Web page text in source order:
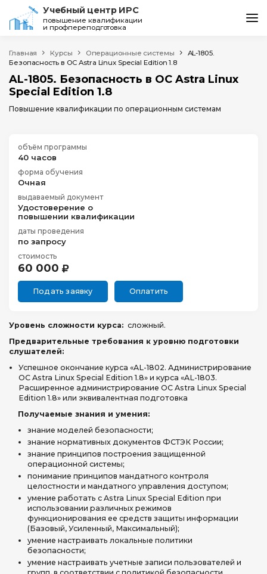
Учебный центр ИРС
повышение квалификации
и профпереподготовка
Курсы
Акции
Об учебном центре
Главная Курсы Операционные системы
AL-1805.
Безопасность в ОС Astra Linux Special Edition 1.8
AL-1805. Безопасность в ОС Astra Linux
Special Edition 1.8
Повышение квалификации по операционным системам
объём программы
40 часов
форма обучения
Очная
выдаваемый документ
Удостоверение о
повышении квалификации
даты проведения
по запросу
стоимость
60 000
Подать заявку Оплатить
Уровень сложности курса: сложный.
Предварительные требования к уровню подготовки
слушателей:
Успешное окончание курса «AL-1802. Администрирование
ОС Astra Linux Special Edition 1.8» и курса «AL-1803.
Расширенное администрирование ОС Astra Linux Special
Edition 1.8» или эквивалентная подготовка
Получаемые знания и умения:
знание моделей безопасности;
знание нормативных документов ФСТЭК России;
знание принципов построения защищенной
операционной системы;
понимание принципов мандатного контроля
целостности и мандатного управления доступом;
умение работать с Astra Linux Special Edition при
использовании различных режимов
функционирования ее средств защиты информации
(Базовый, Усиленный, Максимальный);
умение настраивать локальные политики
безопасности;
умение настраивать учетные записи пользователей и